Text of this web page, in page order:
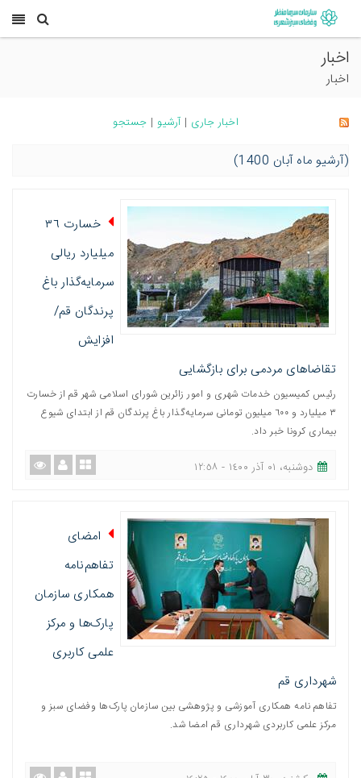
اخبار
اخبار
اخبار جاری | آرشیو | جستجو
(آرشیو ماه آبان 1400)
خسارت ٣٦
میلیارد ریالی
سرمایه‌گذار باغ
پرندگان قم/
افزایش
تقاضاهای مردمی برای بازگشایی
رئیس کمیسیون خدمات شهری و امور زائرین شورای اسلامی شهر قم از خسارت
٣ میلیارد و ٦٠٠ میلیون تومانی سرمایه‌گذار باغ پرندگان قم از ابتدای شیوع
بیماری کرونا خبر داد.
دوشنبه، ٠١ آذر ١٤٠٠ - ١٢:٥٨
امضای
تفاهم‌نامه
همکاری سازمان
پارک‌ها و مرکز
علمی کاربری
شهرداری قم
تفاهم نامه همکاری آموزشی و پژوهشی بین سازمان پارک‌ها وفضای سبز و
مرکز علمی کاربردی شهرداری قم امضا شد.